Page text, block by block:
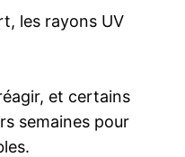
les rayons UV
et certains
semaines pour